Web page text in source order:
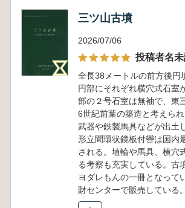
三ツ山古墳
2026/07/06
投稿者名
全長38メートルの前方後円
円部にそれぞれ横穴式石室
部の２号石室は無袖で、東
6世紀前葉の築造と考えら
武器や鉄製馬具などが出土
形立聞環状鏡板付轡は国内
される。埴輪や馬具、横穴
る考察も充実している。古
ヨダレもんの一冊となって
財センターで販売している。